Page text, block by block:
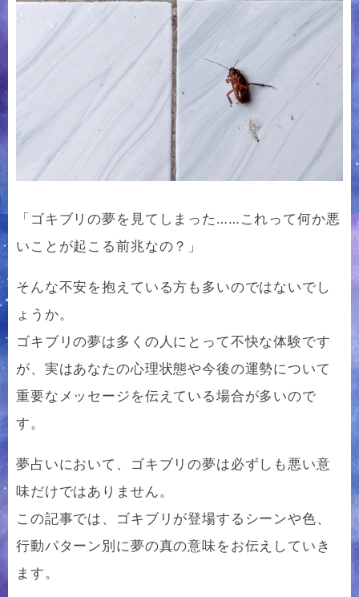
「ゴキブリの夢を見てしまった……これって何か悪
いことが起こる前兆なの？」
そんな不安を抱えている方も多いのではないでし
ょうか。
ゴキブリの夢は多くの人にとって不快な体験です
が、実はあなたの心理状態や今後の運勢について
重要なメッセージを伝えている場合が多いので
す。
夢占いにおいて、ゴキブリの夢は必ずしも悪い意
味だけではありません。
この記事では、ゴキブリが登場するシーンや色、
行動パターン別に夢の真の意味をお伝えしていき
ます。